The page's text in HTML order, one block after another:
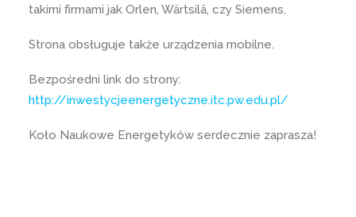
takimi firmami jak Orlen, Wärtsilä, czy Siemens.
Strona obsługuje także urządzenia mobilne.
Bezpośredni link do strony:
http://inwestycjeenergetyczne.itc.pw.edu.pl/
Koło Naukowe Energetyków serdecznie zaprasza!